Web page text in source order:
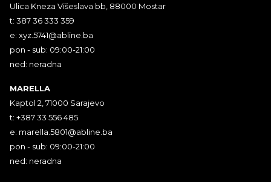
Ulica Kneza Višeslava bb, 88000 Mostar
t: 387 36 333 359
e: xyz.5741@abline.ba
pon - sub: 09:00-21:00
ned: neradna
MARELLA
Kaptol 2, 71000 Sarajevo
t: +387 33 556 485
e: marella.5801@abline.ba
pon - sub: 09:00-21:00
ned: neradna